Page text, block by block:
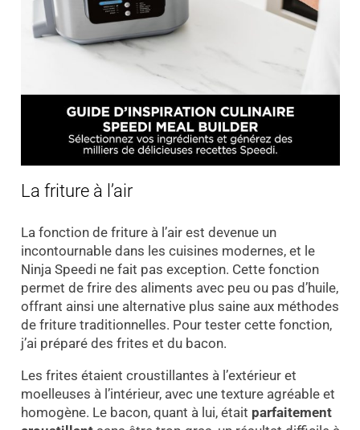
La friture à l’air
La fonction de friture à l’air est devenue un
incontournable dans les cuisines modernes, et le
Ninja Speedi ne fait pas exception. Cette fonction
permet de frire des aliments avec peu ou pas d’huile,
offrant ainsi une alternative plus saine aux méthodes
de friture traditionnelles. Pour tester cette fonction,
j’ai préparé des frites et du bacon.
Les frites étaient croustillantes à l’extérieur et
moelleuses à l’intérieur, avec une texture agréable et
homogène. Le bacon, quant à lui, était parfaitement